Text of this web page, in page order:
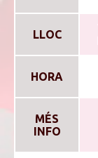
LLOC
HORA
MÉS
INFO